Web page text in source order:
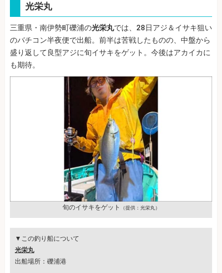
光栄丸
三重県・南伊勢町礫浦の光栄丸では、28日アジ＆イサキ狙い
のバチコン半夜便で出船。前半は苦戦したものの、中盤から
盛り返して良型アジに旬イサキをゲット。今後はアカイカに
も期待。
旬のイサキをゲット （提供：光栄丸）
▼この釣り船について
光栄丸
出船場所：礫浦港